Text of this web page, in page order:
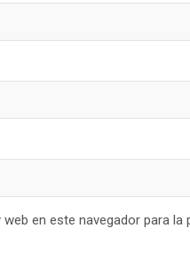
en este navegador para la